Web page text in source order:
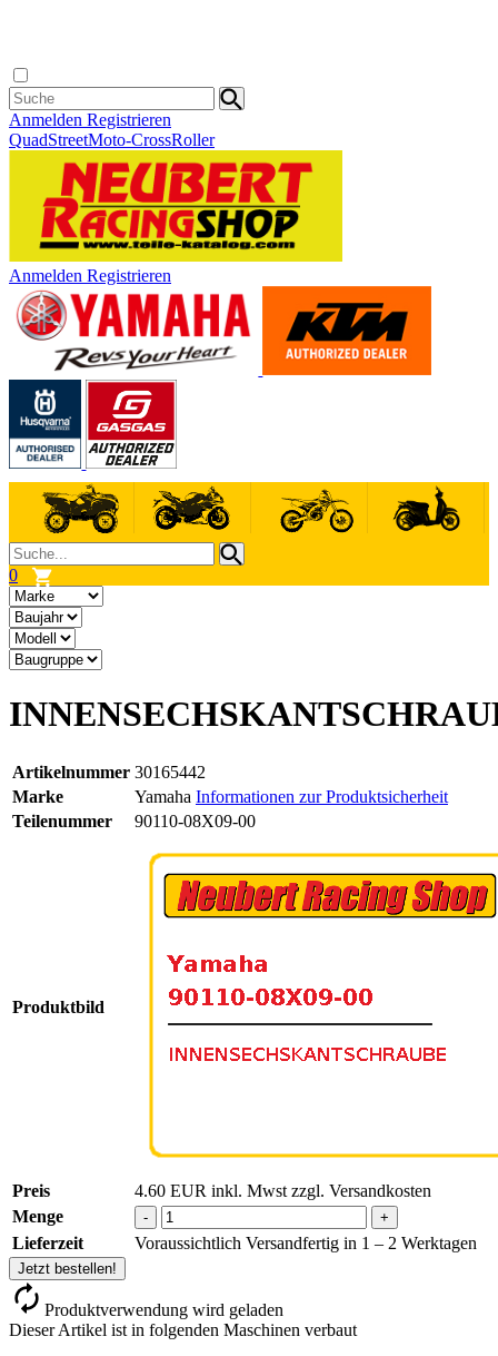
Anmelden Registrieren
QuadStreetMoto-CrossRoller
Anmelden Registrieren
0
Artikelnummer 30165442
Marke
Yamaha Informationen zur Produktsicherheit
Teilenummer
90110-08X09-00
Produktbild
Preis 4.60 EUR inkl. Mwst zzgl. Versandkosten
Menge
- +
Lieferzeit Voraussichtlich Versandfertig in 1 – 2 Werktagen
Jetzt bestellen!
Produktverwendung wird geladen
Dieser Artikel ist in folgenden Maschinen verbaut